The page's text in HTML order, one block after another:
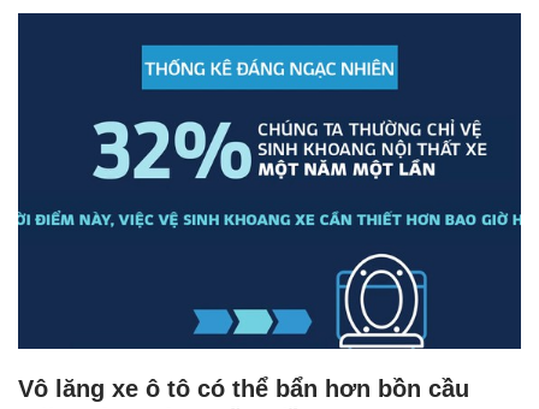
Vô lăng xe ô tô có thể bẩn hơn bồn cầu